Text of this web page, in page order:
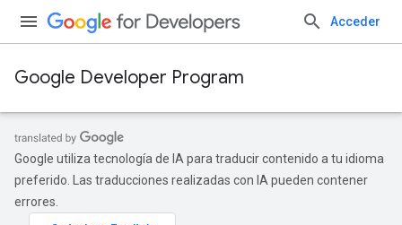
Acceder
Google Developer Program
Google utiliza tecnología de IA para traducir contenido a tu idioma
preferido. Las traducciones realizadas con IA pueden contener
errores.